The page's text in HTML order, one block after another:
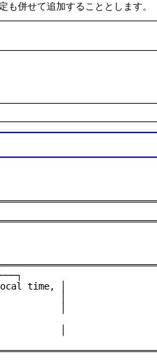
併せて追加することとします。
time, │
│
│